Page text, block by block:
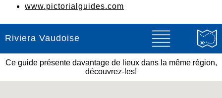
www.pictorialguides.com
Riviera Vaudoise
Ce guide présente davantage de lieux dans la même région,
découvrez-les!